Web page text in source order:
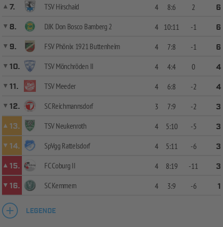
7.
TSV Hirschaid 4 8:6 2
6
8.
DJK Don Bosco Bamberg 2 4 10:11 -1
6
9.
FSV Phönix 1921 Buttenheim 4 7:8 -1
6
10.
TSV Mönchröden II 4 4:4 0
4
11.
TSV Meeder 4 6:8 -2
4
12.
SC Reichmannsdorf 3 7:9 -2
3
13.
TSV Neukenroth 4 5:10 -5
3
14.
SpVgg Rattelsdorf 4 5:11 -6
3
15.
FC Coburg II 4 8:19 -11
3
16.
SC Kemmern 4 3:9 -6 1
LEGENDE